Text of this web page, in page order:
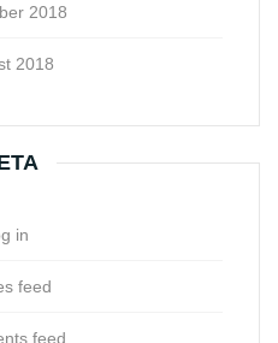
2018
2018
in
feed
feed